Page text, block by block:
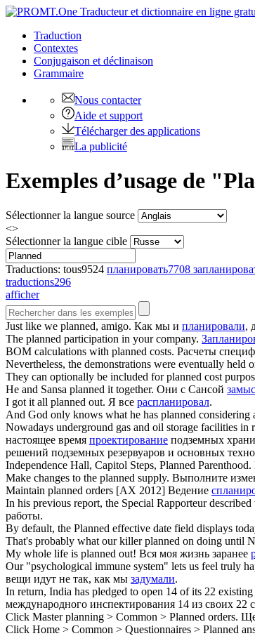
Traduction
Contextes
Conjugaison et déclinaison
Grammaire
Nous contacter
Aide et support
Télécharger des applications
La publicité
Exemples d’usage de
Sélectionner la langue source
<>
Sélectionner la langue cible
Traductions: tous9524 планировать7708
traductions296
afficher
Just like we planned, amigo. Как мы и планировали,
The planned participation in your company.
BOM calculations with planned costs. Расчеты
Nevertheless, the demonstrations were eventually held
They can optionally be included forplanned cost
He and Sansa planned it together. Они с Сансой
I got it all planned out. Я все распланировал.
And God only knows what he has planned considering
Nowadays underground gas and oil storage facilities in
настоящее время проектирование подземных
решений подземных резервуаров и основных
Independence Hall, Capitol Steps, Planned Parenthood.
Make changes to the planned supply. Выполните
Maintain planned orders [AX 2012] Ведение
In his previous report, the Special Rapporteur
работы.
By default, the Planned effective date field displays
That's probably what our killerplanned on doing until
My whole life is planned out! Вся моя жизнь заранее
Our "psychological immune system" lets us feel truly
вещи идут не так, как мы задумали.
In return, India has pledged to open 14 of its 22 existing
международного инспектирования 14 из своих 22
Click Master planning > Common > Planned orders.
Click Home > Common > Questionnaires > Planned